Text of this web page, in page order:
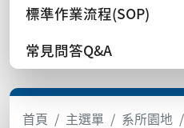
標準作業流程(SOP)
常見問答Q&A
首頁 主選單 系所園地